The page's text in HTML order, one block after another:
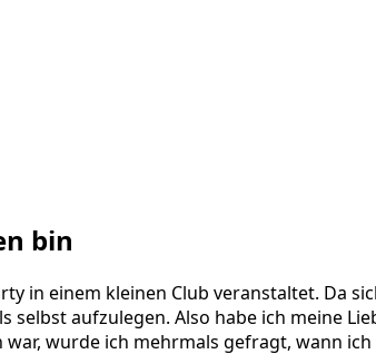
bin
in einem kleinen Club veranstaltet. Da
selbst aufzulegen. Also habe ich meine
war, wurde ich mehrmals gefragt, wann